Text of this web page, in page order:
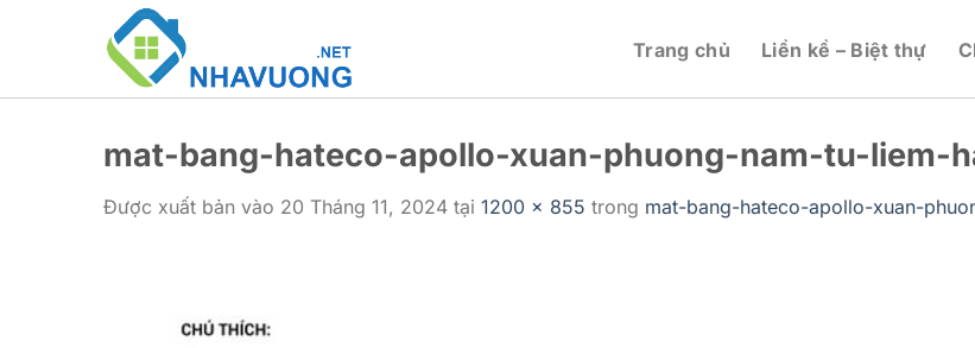
dung
Trang chủ Liền kề – Biệt thự
mat-bang-hateco-apollo-xuan-phuong-nam-tu-liem-
Được xuất bản vào 20 Tháng 11, 2024 tại 1200 × 855 trong mat-bang-hateco-apollo-xuan-